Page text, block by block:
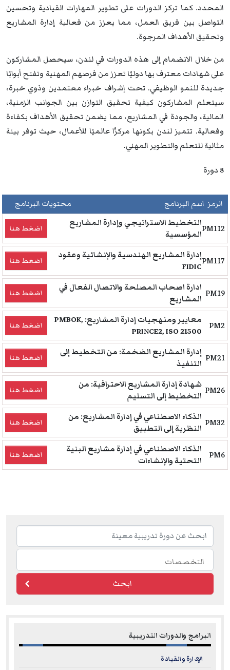
المحدد. كما تركز الدورات على تطوير المهارات القيادية وتحسين
التواصل بين فريق العمل، مما يعزز من فعالية إدارة المشاريع
وتحقيق الأهداف المرجوة.
من خلال الانضمام إلى هذه الدورات في لندن، سيحصل المشاركون
على شهادات معترف بها دوليًا تعزز من فرصهم المهنية وتفتح أبوابًا
جديدة للنمو الوظيفي. تحت إشراف خبراء معتمدين وذوي خبرة،
سيتعلم المشاركون كيفية تحقيق التوازن بين الجوانب الزمنية،
المالية، والجودة في المشاريع، مما يضمن تحقيق الأهداف بكفاءة
وفعالية. تتميز لندن بكونها مركزًا عالميًا للأعمال، حيث توفر بيئة
مثالية للتعلم والتطوير المهني.
8 دورة
الرمز اسم البرنامج محتويات البرنامج
PM112التخطيط الاستراتيجي وإدارة المشاريع
المؤسسية
اضغط هنا
PM117إدارة المشاريع الهندسية والإنشائية وعقود
FIDIC
اضغط هنا
PM19 ادارة اصحاب المصلحة والاتصال الفعال في
المشاريع
اضغط هنا
PM2
معايير ومنهجيات إدارة المشاريع: PMBOK,
PRINCE2, ISO 21500
اضغط هنا
PM21 إدارة المشاريع الضخمة: من التخطيط إلى
التنفيذ
اضغط هنا
PM26 شهادة إدارة المشاريع الاحترافية: من
التخطيط إلى التسليم
اضغط هنا
PM32 الذكاء الاصطناعي في إدارة المشاريع: من
النظرية إلى التطبيق
اضغط هنا
PM6
الذكاء الاصطناعي في إدارة مشاريع البنية
التحتية والإنشاءات
اضغط هنا
ابحث
البرامج والدورات التدريبية
الإدارة والقيادة